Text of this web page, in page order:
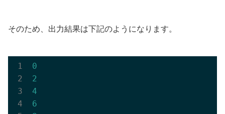
そのため、出力結果は下記のようになります。
0
2
4
6